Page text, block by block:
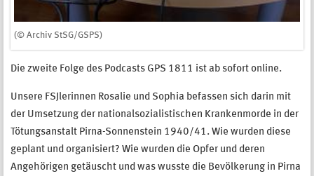
(© Archiv StSG/GSPS)
Die zweite Folge des Podcasts GPS 1811 ist ab sofort online.
Unsere FSJlerinnen Rosalie und Sophia befassen sich darin mit
der Umsetzung der nationalsozialistischen Krankenmorde in der
Tötungsanstalt Pirna-Sonnenstein 1940/41. Wie wurden diese
geplant und organisiert? Wie wurden die Opfer und deren
Angehörigen getäuscht und was wusste die Bevölkerung in Pirna